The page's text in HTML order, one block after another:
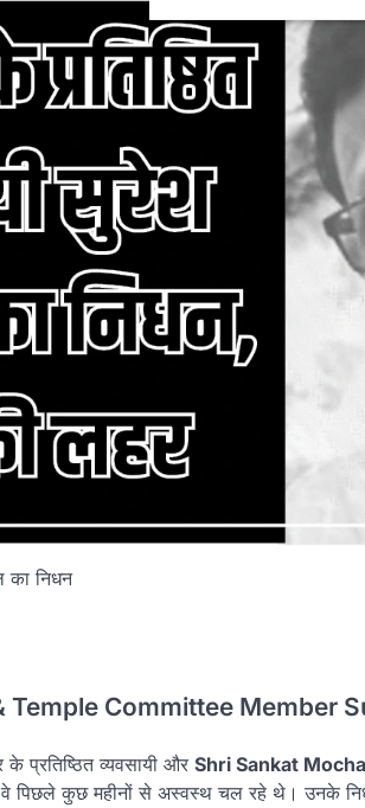
का निधन
Temple Committee Member
के प्रतिष्ठित व्यवसायी और Shri Sankat
वे पिछले कुछ महीनों से अस्वस्थ चल रहे थे। उनके